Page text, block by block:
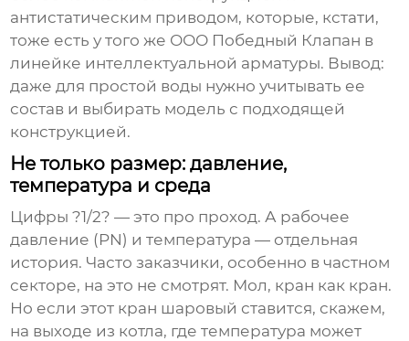
антистатическим приводом, которые, кстати,
тоже есть у того же ООО Победный Клапан в
линейке интеллектуальной арматуры. Вывод:
даже для простой воды нужно учитывать ее
состав и выбирать модель с подходящей
конструкцией.
Не только размер: давление,
температура и среда
Цифры ?1/2? — это про проход. А рабочее
давление (PN) и температура — отдельная
история. Часто заказчики, особенно в частном
секторе, на это не смотрят. Мол, кран как кран.
Но если этот кран шаровый ставится, скажем,
на выходе из котла, где температура может